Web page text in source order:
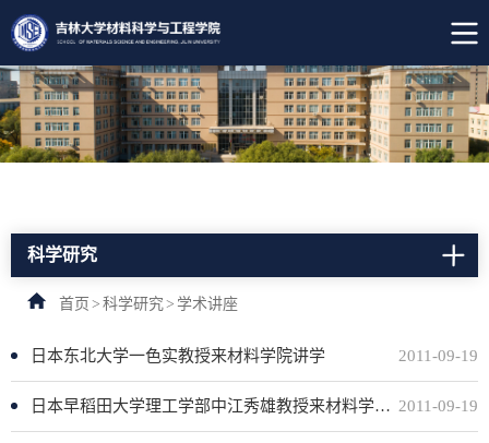
科学研究
首页 > 科学研究 > 学术讲座
2011-09-19
日本东北大学一色实教授来材料学院讲学
2011-09-19
日本早稻田大学理工学部中江秀雄教授来材料学院学术讲座